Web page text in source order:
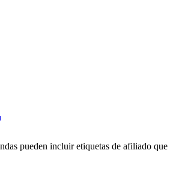
pueden incluir etiquetas de afiliado que